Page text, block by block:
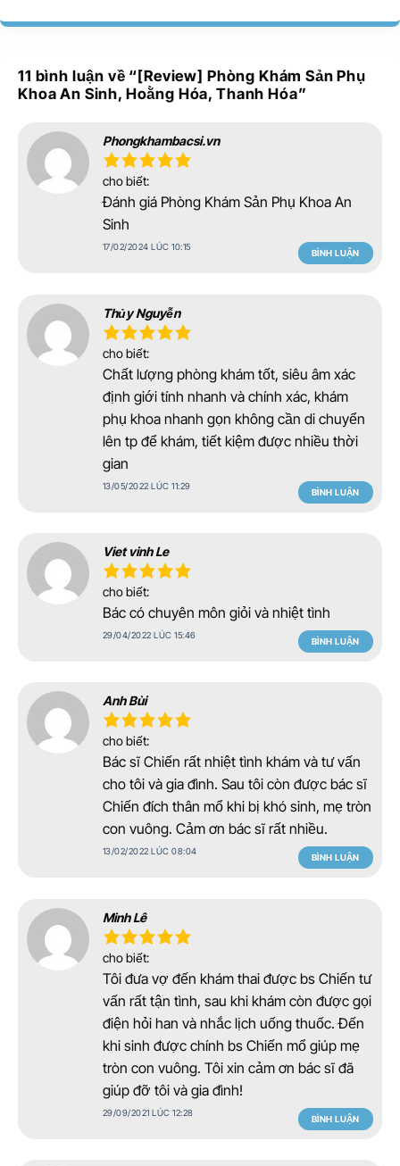
11 bình luận về “[Review] Phòng Khám Sản Phụ
Khoa An Sinh, Hoằng Hóa, Thanh Hóa”
Phongkhambacsi.vn
cho biết:
Đánh giá Phòng Khám Sản Phụ Khoa An
Sinh
17/02/2024 LÚC 10:15
BÌNH LUẬN
Thủy Nguyễn
cho biết:
Chất lượng phòng khám tốt, siêu âm xác
định giới tính nhanh và chính xác, khám
phụ khoa nhanh gọn không cần di chuyển
lên tp để khám, tiết kiệm được nhiều thời
gian
13/05/2022 LÚC 11:29
BÌNH LUẬN
Viet vinh Le
cho biết:
Bác có chuyên môn giỏi và nhiệt tình
29/04/2022 LÚC 15:46
BÌNH LUẬN
Anh Bùi
cho biết:
Bác sĩ Chiến rất nhiệt tình khám và tư vấn
cho tôi và gia đình. Sau tôi còn được bác sĩ
Chiến đích thân mổ khi bị khó sinh, mẹ tròn
con vuông. Cảm ơn bác sĩ rất nhiều.
13/02/2022 LÚC 08:04
BÌNH LUẬN
Minh Lê
cho biết:
Tôi đưa vợ đến khám thai được bs Chiến tư
vấn rất tận tình, sau khi khám còn được gọi
điện hỏi han và nhắc lịch uống thuốc. Đến
khi sinh được chính bs Chiến mổ giúp mẹ
tròn con vuông. Tôi xin cảm ơn bác sĩ đã
giúp đỡ tôi và gia đình!
29/09/2021 LÚC 12:28
BÌNH LUẬN